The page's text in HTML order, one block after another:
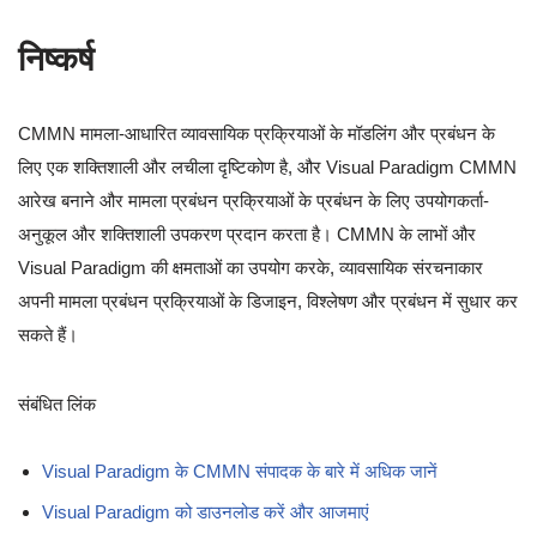
निष्कर्ष
CMMN मामला-आधारित व्यावसायिक प्रक्रियाओं के मॉडलिंग और प्रबंधन के
लिए एक शक्तिशाली और लचीला दृष्टिकोण है, और Visual Paradigm CMMN
आरेख बनाने और मामला प्रबंधन प्रक्रियाओं के प्रबंधन के लिए उपयोगकर्ता-
अनुकूल और शक्तिशाली उपकरण प्रदान करता है। CMMN के लाभों और
Visual Paradigm की क्षमताओं का उपयोग करके, व्यावसायिक संरचनाकार
अपनी मामला प्रबंधन प्रक्रियाओं के डिजाइन, विश्लेषण और प्रबंधन में सुधार कर
सकते हैं।
संबंधित लिंक
Visual Paradigm के CMMN संपादक के बारे में अधिक जानें
Visual Paradigm को डाउनलोड करें और आजमाएं